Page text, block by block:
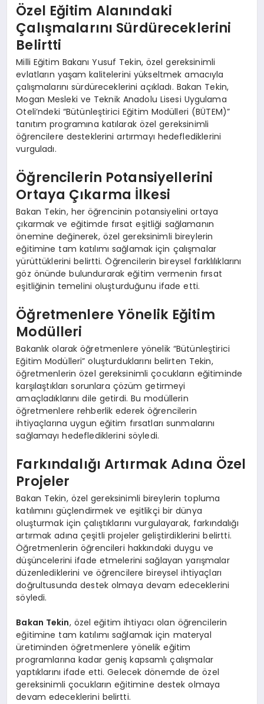
Özel Eğitim Alanındaki
Çalışmalarını Sürdüreceklerini
Belirtti
Milli Eğitim Bakanı Yusuf Tekin, özel gereksinimli
evlatların yaşam kalitelerini yükseltmek amacıyla
çalışmalarını sürdüreceklerini açıkladı. Bakan Tekin,
Mogan Mesleki ve Teknik Anadolu Lisesi Uygulama
Oteli’ndeki “Bütünleştirici Eğitim Modülleri (BÜTEM)”
tanıtım programına katılarak özel gereksinimli
öğrencilere desteklerini artırmayı hedeflediklerini
vurguladı.
Öğrencilerin Potansiyellerini
Ortaya Çıkarma İlkesi
Bakan Tekin, her öğrencinin potansiyelini ortaya
çıkarmak ve eğitimde fırsat eşitliği sağlamanın
önemine değinerek, özel gereksinimli bireylerin
eğitimine tam katılımı sağlamak için çalışmalar
yürüttüklerini belirtti. Öğrencilerin bireysel farklılıklarını
göz önünde bulundurarak eğitim vermenin fırsat
eşitliğinin temelini oluşturduğunu ifade etti.
Öğretmenlere Yönelik Eğitim
Modülleri
Bakanlık olarak öğretmenlere yönelik “Bütünleştirici
Eğitim Modülleri” oluşturduklarını belirten Tekin,
öğretmenlerin özel gereksinimli çocukların eğitiminde
karşılaştıkları sorunlara çözüm getirmeyi
amaçladıklarını dile getirdi. Bu modüllerin
öğretmenlere rehberlik ederek öğrencilerin
ihtiyaçlarına uygun eğitim fırsatları sunmalarını
sağlamayı hedeflediklerini söyledi.
Farkındalığı Artırmak Adına Özel
Projeler
Bakan Tekin, özel gereksinimli bireylerin topluma
katılımını güçlendirmek ve eşitlikçi bir dünya
oluşturmak için çalıştıklarını vurgulayarak, farkındalığı
artırmak adına çeşitli projeler geliştirdiklerini belirtti.
Öğretmenlerin öğrencileri hakkındaki duygu ve
düşüncelerini ifade etmelerini sağlayan yarışmalar
düzenlediklerini ve öğrencilere bireysel ihtiyaçları
doğrultusunda destek olmaya devam edeceklerini
söyledi.
Bakan Tekin, özel eğitim ihtiyacı olan öğrencilerin
eğitimine tam katılımı sağlamak için materyal
üretiminden öğretmenlere yönelik eğitim
programlarına kadar geniş kapsamlı çalışmalar
yaptıklarını ifade etti. Gelecek dönemde de özel
gereksinimli çocukların eğitimine destek olmaya
devam edeceklerini belirtti.